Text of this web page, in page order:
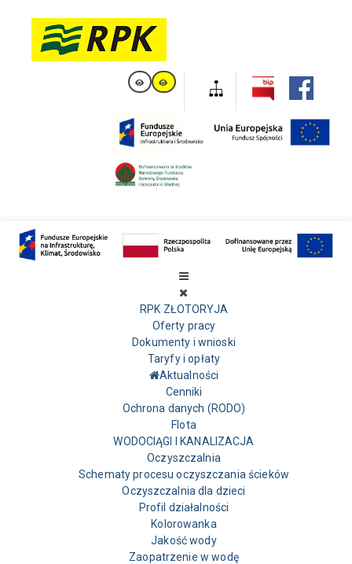
RPK ZŁOTORYJA
Oferty pracy
Dokumenty i wnioski
Taryfy i opłaty
Aktualności
Cenniki
Ochrona danych (RODO)
Flota
WODOCIĄGI I KANALIZACJA
Oczyszczalnia
Schematy procesu oczyszczania ścieków
Oczyszczalnia dla dzieci
Profil działalności
Kolorowanka
Jakość wody
Zaopatrzenie w wodę